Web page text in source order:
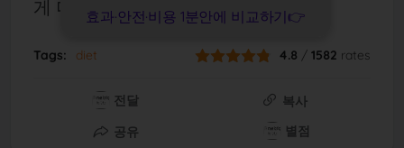
게 대비하면 크게 안전합니다.
효과·안전·비용 1분안에 비교하기👉
Tags: diet 4.8 /1582 rates
전달
복사
공유
별점